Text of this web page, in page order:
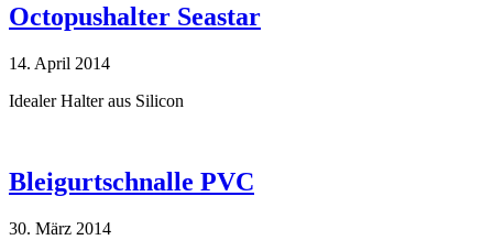
Octopushalter Seastar
14. April 2014
Idealer Halter aus Silicon
Bleigurtschnalle PVC
30. März 2014